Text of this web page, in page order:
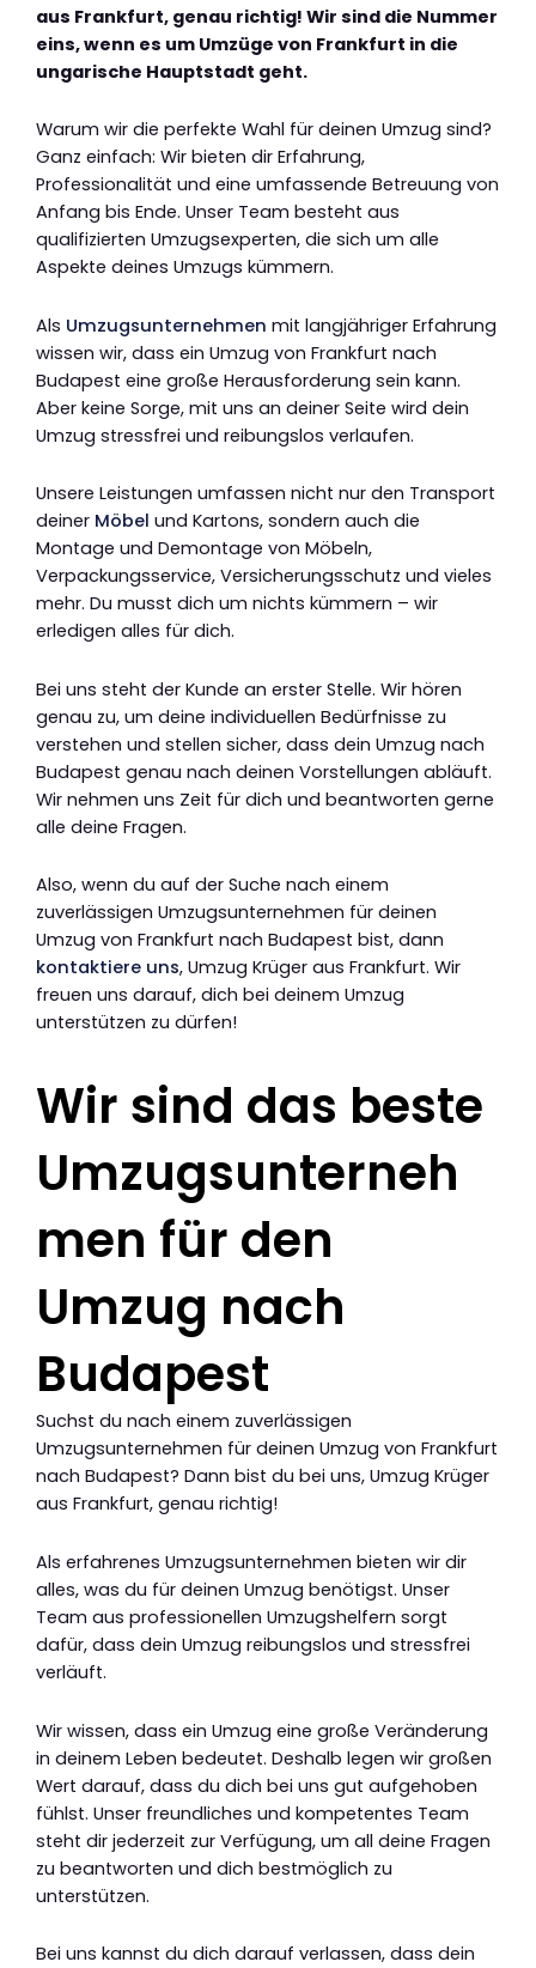
aus Frankfurt, genau richtig! Wir sind die Nummer
eins, wenn es um Umzüge von Frankfurt in die
ungarische Hauptstadt geht.
Warum wir die perfekte Wahl für deinen Umzug sind?
Ganz einfach: Wir bieten dir Erfahrung,
Professionalität und eine umfassende Betreuung von
Anfang bis Ende. Unser Team besteht aus
qualifizierten Umzugsexperten, die sich um alle
Aspekte deines Umzugs kümmern.
Als Umzugsunternehmen mit langjähriger Erfahrung
wissen wir, dass ein Umzug von Frankfurt nach
Budapest eine große Herausforderung sein kann.
Aber keine Sorge, mit uns an deiner Seite wird dein
Umzug stressfrei und reibungslos verlaufen.
Unsere Leistungen umfassen nicht nur den Transport
deiner Möbel und Kartons, sondern auch die
Montage und Demontage von Möbeln,
Verpackungsservice, Versicherungsschutz und vieles
mehr. Du musst dich um nichts kümmern – wir
erledigen alles für dich.
Bei uns steht der Kunde an erster Stelle. Wir hören
genau zu, um deine individuellen Bedürfnisse zu
verstehen und stellen sicher, dass dein Umzug nach
Budapest genau nach deinen Vorstellungen abläuft.
Wir nehmen uns Zeit für dich und beantworten gerne
alle deine Fragen.
Also, wenn du auf der Suche nach einem
zuverlässigen Umzugsunternehmen für deinen
Umzug von Frankfurt nach Budapest bist, dann
kontaktiere uns, Umzug Krüger aus Frankfurt. Wir
freuen uns darauf, dich bei deinem Umzug
unterstützen zu dürfen!
Wir sind das beste
Umzugsunterneh
men für den
Umzug nach
Budapest
Suchst du nach einem zuverlässigen
Umzugsunternehmen für deinen Umzug von Frankfurt
nach Budapest? Dann bist du bei uns, Umzug Krüger
aus Frankfurt, genau richtig!
Als erfahrenes Umzugsunternehmen bieten wir dir
alles, was du für deinen Umzug benötigst. Unser
Team aus professionellen Umzugshelfern sorgt
dafür, dass dein Umzug reibungslos und stressfrei
verläuft.
Wir wissen, dass ein Umzug eine große Veränderung
in deinem Leben bedeutet. Deshalb legen wir großen
Wert darauf, dass du dich bei uns gut aufgehoben
fühlst. Unser freundliches und kompetentes Team
steht dir jederzeit zur Verfügung, um all deine Fragen
zu beantworten und dich bestmöglich zu
unterstützen.
Bei uns kannst du dich darauf verlassen, dass dein